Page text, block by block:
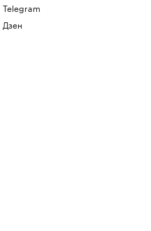
Telegram
Дзен